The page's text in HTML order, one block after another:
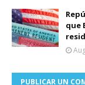
que
PUBLICAR UN